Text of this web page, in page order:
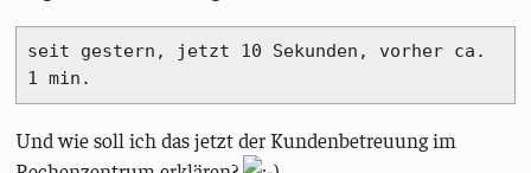
seit gestern, jetzt 10 Sekunden, vorher ca.
1 min.
Und wie soll ich das jetzt der Kundenbetreuung im